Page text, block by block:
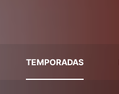
TEMPORADAS